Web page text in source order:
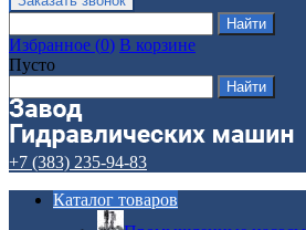
Избранное (0) В корзине
Пусто
+7 (383) 235-94-83
Каталог товаров